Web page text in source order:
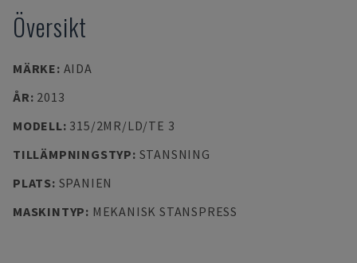
Översikt
MÄRKE: AIDA
ÅR: 2013
MODELL: 315/2MR/LD/TE 3
TILLÄMPNINGSTYP: STANSNING
PLATS: SPANIEN
MASKINTYP: MEKANISK STANSPRESS